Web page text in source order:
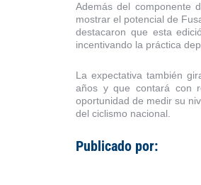
Además del componente
mostrar el potencial de
destacaron que esta
incentivando la práctica
La expectativa también
años y que contará con
oportunidad de medir su
del ciclismo nacional.
Publicado por: